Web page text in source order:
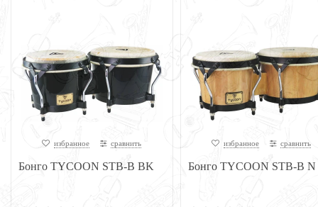
избранное сравнить
Бонго TYCOON STB-B BK
избранное сравнить
Бонго TYCOON STB-B N